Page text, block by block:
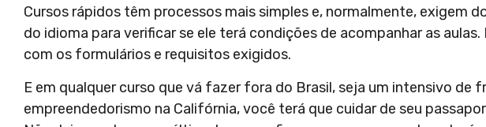
Cursos rápidos têm processos mais simples e, normalmente, exigem
do idioma para verificar se ele terá condições de acompanhar as
com os formulários e requisitos exigidos.
E em qualquer curso que vá fazer fora do Brasil, seja um intensivo de
empreendedorismo na Califórnia, você terá que cuidar de seu